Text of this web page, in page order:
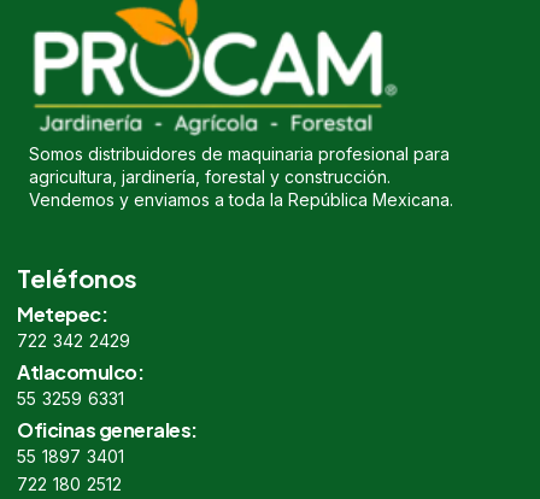
Somos distribuidores de maquinaria profesional para
agricultura, jardinería, forestal y construcción.
Vendemos y enviamos a toda la República Mexicana.
Teléfonos
Metepec:
722 342 2429
Atlacomulco:
55 3259 6331
Oficinas generales:
55 1897 3401
722 180 2512